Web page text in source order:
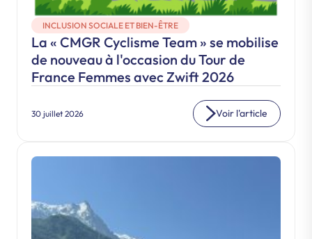
INCLUSION SOCIALE ET BIEN-ÊTRE
La « CMGR Cyclisme Team » se mobilise
de nouveau à l'occasion du Tour de
France Femmes avec Zwift 2026
30 juillet 2026 Voir l'article